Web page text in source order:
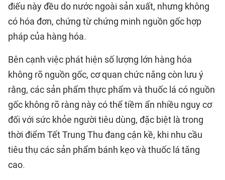
điếu này đều do nước ngoài sản xuất, nhưng không
có hóa đơn, chứng từ chứng minh nguồn gốc hợp
pháp của hàng hóa.
Bên cạnh việc phát hiện số lượng lớn hàng hóa
không rõ nguồn gốc, cơ quan chức năng còn lưu ý
rằng, các sản phẩm thực phẩm và thuốc lá có nguồn
gốc không rõ ràng này có thể tiềm ẩn nhiều nguy cơ
đối với sức khỏe người tiêu dùng, đặc biệt là trong
thời điểm Tết Trung Thu đang cận kề, khi nhu cầu
tiêu thụ các sản phẩm bánh kẹo và thuốc lá tăng
cao.